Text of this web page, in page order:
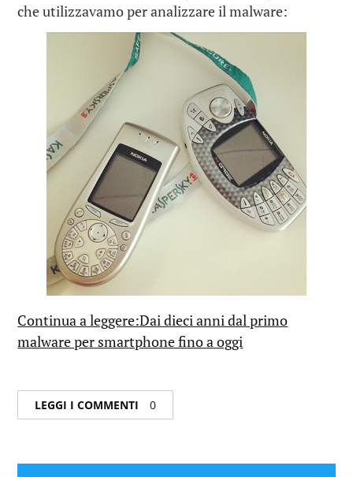
che utilizzavamo per analizzare il malware:
Continua a leggere:Dai dieci anni dal primo
malware per smartphone fino a oggi
LEGGI I COMMENTI 0